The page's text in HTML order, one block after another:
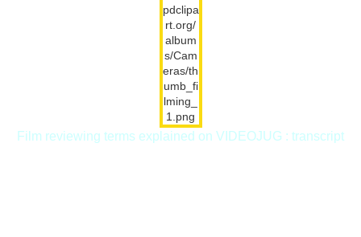
Film reviewing terms explained on VIDEOJUG : transcript